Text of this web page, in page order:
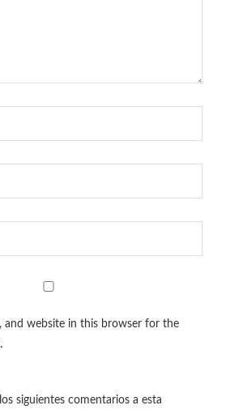
and website in this browser for the
siguientes comentarios a esta